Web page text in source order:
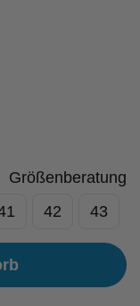
Größenberatung
42 43